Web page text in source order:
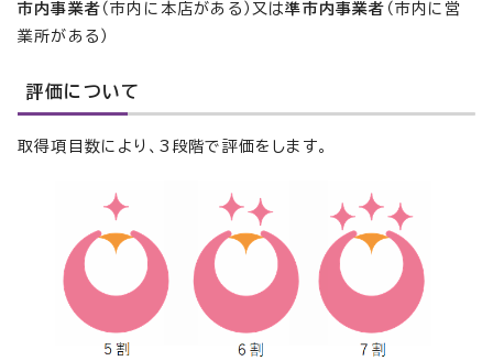
市内事業者 （市内に本店がある）又は準市内事業者 （市内に営
業所がある）
評価について
取得項目数により、3段階で評価をします。